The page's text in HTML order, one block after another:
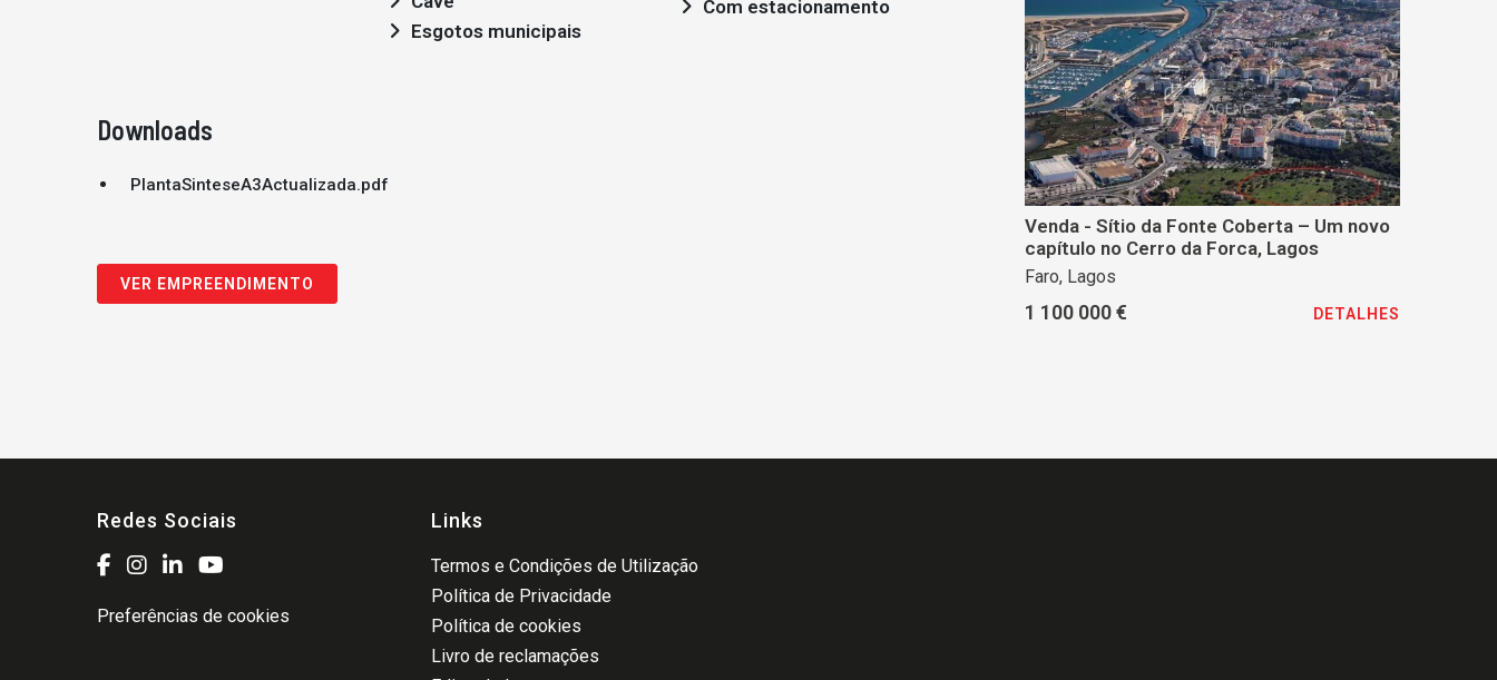
Esgotos municipais
Com estacionamento
Downloads
PlantaSinteseA3Actualizada.pdf
VER EMPREENDIMENTO
Venda - Sítio da Fonte Coberta – Um novo
capítulo no Cerro da Forca, Lagos
Faro, Lagos
1 100 000 € DETALHES
Redes Sociais
Preferências de cookies
Links
Termos e Condições de Utilização
Política de Privacidade
Política de cookies
Livro de reclamações